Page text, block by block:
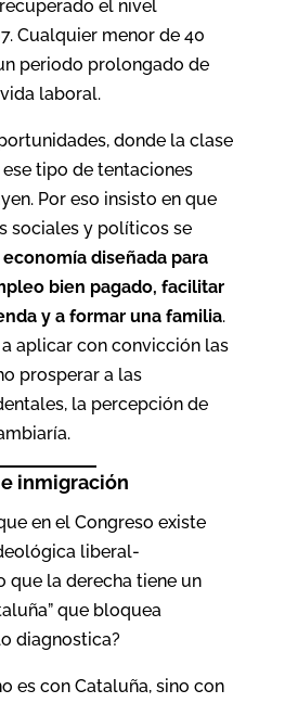
el nivel
Cualquier menor de 40
periodo prolongado de
laboral.
donde la clase
tipo de tentaciones
Por eso insisto en que
sociales y políticos se
diseñada para
bien pagado, facilitar
y a formar una familia.
aplicar con convicción las
prosperar a las
la percepción de
inmigración
en el Congreso existe
liberal-
que la derecha tiene un
que bloquea
diagnostica?
es con Cataluña, sino con